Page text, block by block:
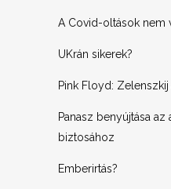
A Covid-oltások nem
UKrán sikerek?
Pink Floyd:
Panasz benyújtása
biztosához
Emberirtás?